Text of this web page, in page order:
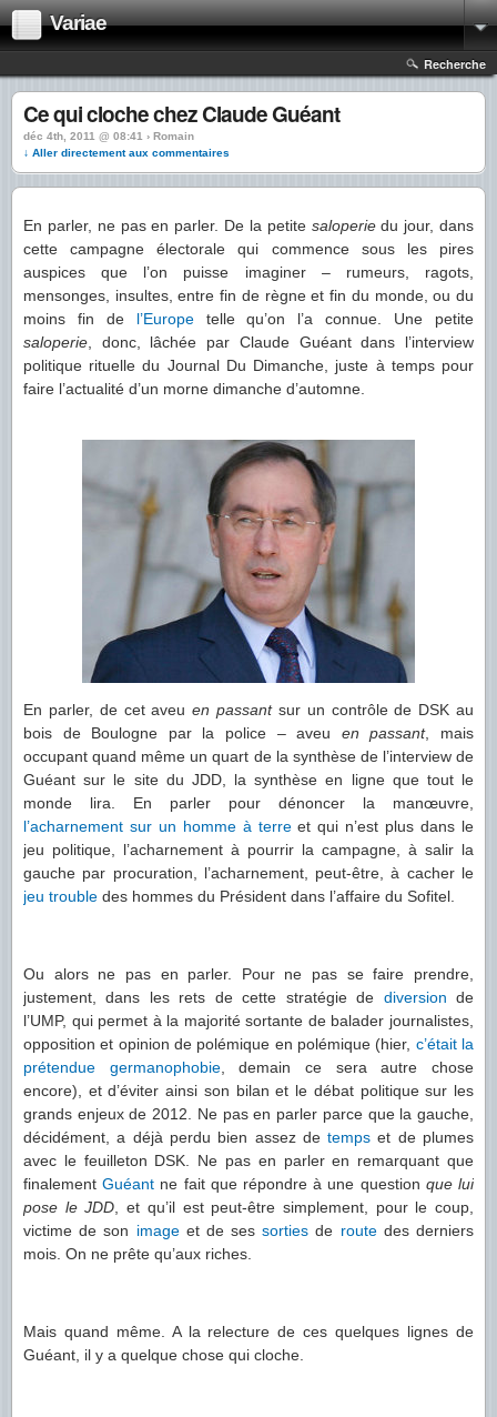
Variae
Recherche
Ce qui cloche chez Claude Guéant
déc 4th, 2011 @ 08:41 › Romain
↓ Aller directement aux commentaires
En parler, ne pas en parler. De la petite saloperiedu jour, dans
cette campagne électorale qui commence sous les pires
auspices que l’on puisse imaginer – rumeurs, ragots,
mensonges, insultes, entre fin de règne et fin du monde, ou du
moins fin de l’Europetelle qu’on l’a connue. Une petite
saloperie , donc, lâchée par Claude Guéant dans l’interview
politique rituelle du Journal Du Dimanche, juste à temps pour
faire l’actualité d’un morne dimanche d’automne.
En parler, de cet aveuen passantsur un contrôle de DSK au
bois de Boulogne par la police – aveu en passant, mais
occupant quand même un quart de la synthèse de l’interview de
Guéant sur le site du JDD, la synthèse en ligne que tout le
monde lira. En parler pour dénoncer la manœuvre,
l’acharnement sur un homme à terreet qui n’est plus dans le
jeu politique, l’acharnement à pourrir la campagne, à salir la
gauche par procuration, l’acharnement, peut-être, à cacher le
jeu trouble des hommes du Président dans l’affaire du Sofitel.
Ou alors ne pas en parler. Pour ne pas se faire prendre,
justement, dans les rets de cette stratégie de diversion de
l’UMP, qui permet à la majorité sortante de balader journalistes,
opposition et opinion de polémique en polémique (hier, c’était la
prétendue
germanophobie, demain ce sera autre chose
encore), et d’éviter ainsi son bilan et le débat politique sur les
grands enjeux de 2012. Ne pas en parler parce que la gauche,
décidément, a déjà perdu bien assez detemps et de plumes
avec le feuilleton DSK. Ne pas en parler en remarquant que
finalementGuéant ne fait que répondre à une question que lui
pose le JDD , et qu’il est peut-être simplement, pour le coup,
victime de son imageet de sessorties de routedes derniers
mois. On ne prête qu’aux riches.
Mais quand même. A la relecture de ces quelques lignes de
Guéant, il y a quelque chose qui cloche.